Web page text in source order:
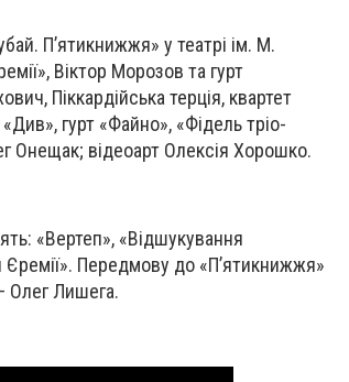
П’ятикнижжя» у театрі ім. М.
Віктор Морозов та гурт
Піккардійська терція, квартет
гурт «Файно», «Фідель тріо-
Онещак; відеоарт Олексія Хорошко.
«Вертеп», «Відшукування
Єремії». Передмову до «П’ятикнижжя»
Олег Лишега.